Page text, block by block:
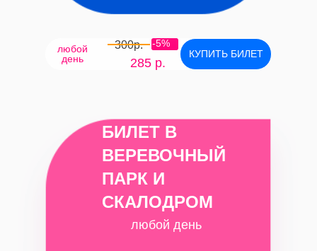
КУПИТЬ БИЛЕТ
285 р.
300р. -5%
любой
день
БИЛЕТ В
ВЕРЕВОЧНЫЙ
ПАРК И
СКАЛОДРОМ
любой день